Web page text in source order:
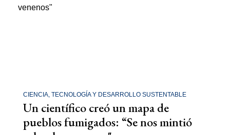
CIENCIA, TECNOLOGÍA Y DESARROLLO SUSTENTABLE
Un científico creó un mapa de
pueblos fumigados: “Se nos mintió